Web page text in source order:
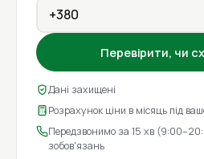
Перевірити, чи
Дані захищені
Розрахунок ціни в місяць під
Передзвонимо за 15 хв
зобов'язань